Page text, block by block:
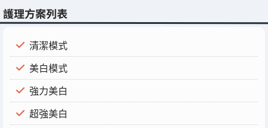
護理方案列表
清潔模式
美白模式
強力美白
超強美白